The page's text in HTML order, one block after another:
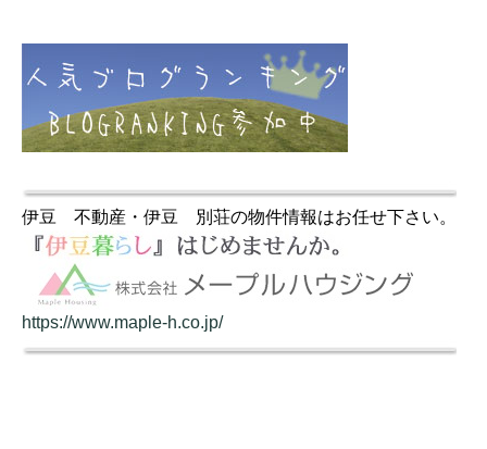
伊豆 不動産・伊豆 別荘の物件情報はお任せ下さい。
https://www.maple-h.co.jp/